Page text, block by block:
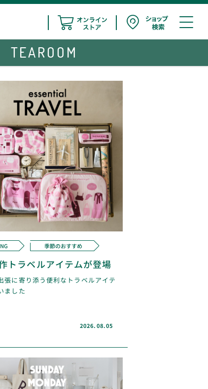
トラベルアイテムが登場
張に寄り添う便利なトラベルアイテ
ました
2026.08.05
季節のおすすめ
TEAROOM